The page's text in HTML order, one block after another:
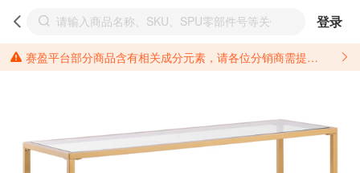
登录
赛盈平台部分商品含有相关成分元素，请各位分销商需提前了解产品材质情况，并针对其做好相关的风险把控，以免造成不必要的损失。 *美国加州65法案进一步规定了对于仅包含致癌物质，仅包含致生殖毒性物质，同时包含致癌物质和致生殖毒性物质，亦或是包含某一物质即为致癌物质又为致生殖毒性物质的产品的警示标语要求。 *新法案提供的警示标语修订并不是强制实施的，其只是避免昂贵诉讼的一种有效的方法。只要企业在保证其使用的另外的警示标语是“清晰和合理”并符合加州65法案要求的，那也是可以被接受的。*请充分了解第三方销售平台对商品上架规要求，并根据对应平台规则调整相关商品信息后进行上架，以免造成您不必要损失。 汽配产品上架注意事项： 不同第三方平台对于适配车型等信息的填写要求各有不同。例如：亚马逊明确禁止在产品标题、卖点和描述中直接使用适配车型的年份、品牌和型号信息；请您仔细研究并熟悉所销售平台关于汽配产品上架销售的具体规则，如果因上架的汽配产品信息填写不符合所销售平台要求，产生违规/侵权等问题所造成的损失需您自行承担。